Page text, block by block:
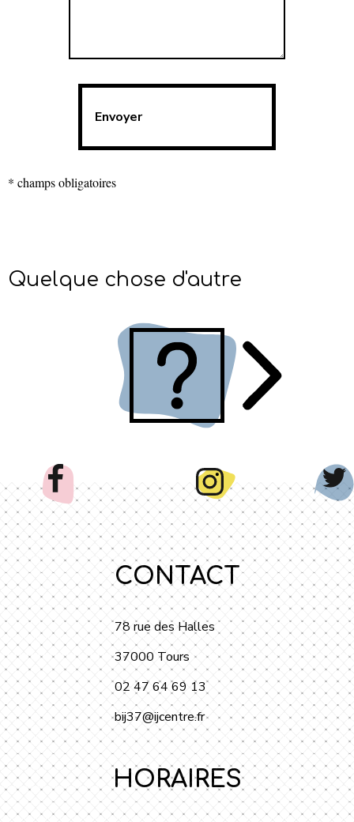
* champs obligatoires
Quelque chose d'autre
CONTACT
78 rue des Halles
37000 Tours
02 47 64 69 13
bij37@ijcentre.fr
HORAIRES